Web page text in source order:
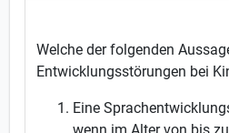
Welche der folgenden
Entwicklungsstörungen bei
Eine